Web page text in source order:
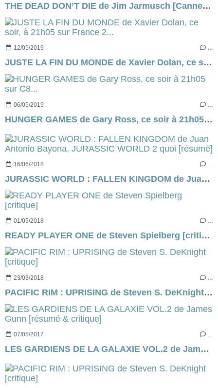
THE DEAD DON’T DIE de Jim Jarmusch [Cannes Express]
12/05/2019 …
JUSTE LA FIN DU MONDE de Xavier Dolan, ce soir, à 21h05 sur France 2...
06/05/2019
HUNGER GAMES de Gary Ross, ce soir à 21h05 sur C8...
16/06/2018 …
JURASSIC WORLD : FALLEN KINGDOM de Juan Antonio Bayona, JURASSIC WORLD 2 quoi [résumé]
01/05/2018 …
READY PLAYER ONE de Steven Spielberg [critique]
23/03/2018 …
PACIFIC RIM : UPRISING de Steven S. DeKnight [critique]
07/05/2017 …
LES GARDIENS DE LA GALAXIE VOL.2 de James Gunn [résumé & critique]